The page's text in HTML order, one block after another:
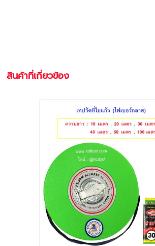
สินค้าที่เกี่ยวข้อง